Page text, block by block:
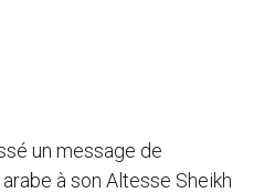
un message de
à son Altesse Sheikh